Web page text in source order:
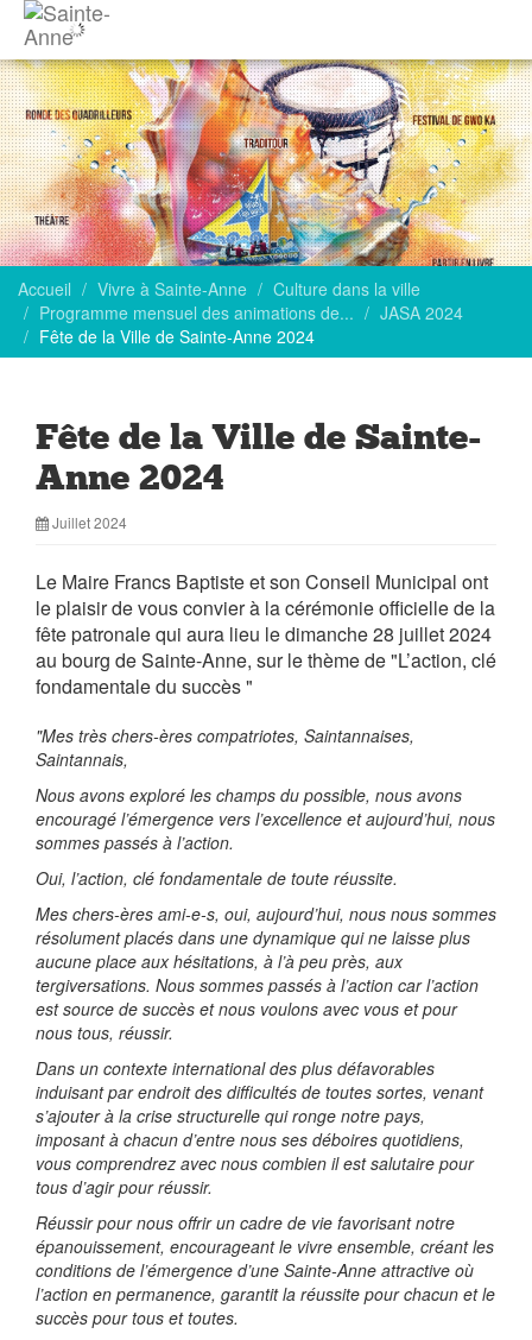
Accueil Vivre à Sainte-Anne
Culture dans la ville
Programme mensuel des animations de...
JASA 2024
Fête de la Ville de Sainte-Anne 2024
Fête de la Ville de Sainte-
Anne 2024
Juillet 2024
Le Maire Francs Baptiste et son Conseil Municipal ont
le plaisir de vous convier à la cérémonie officielle de la
fête patronale qui aura lieu le dimanche 28 juillet 2024
au bourg de Sainte-Anne, sur le thème de "L’action, clé
fondamentale du succès "
"Mes très chers-ères compatriotes, Saintannaises,
Saintannais,
Nous avons exploré les champs du possible, nous avons
encouragé l’émergence vers l’excellence et aujourd’hui, nous
sommes passés à l’action.
Oui, l’action, clé fondamentale de toute réussite.
Mes chers-ères ami-e-s, oui, aujourd’hui, nous nous sommes
résolument placés dans une dynamique qui ne laisse plus
aucune place aux hésitations, à l’à peu près, aux
tergiversations. Nous sommes passés à l’action car l’action
est source de succès et nous voulons avec vous et pour
nous tous, réussir.
Dans un contexte international des plus défavorables
induisant par endroit des difficultés de toutes sortes, venant
s’ajouter à la crise structurelle qui ronge notre pays,
imposant à chacun d’entre nous ses déboires quotidiens,
vous comprendrez avec nous combien il est salutaire pour
tous d’agir pour réussir.
Réussir pour nous offrir un cadre de vie favorisant notre
épanouissement, encourageant le vivre ensemble, créant les
conditions de l’émergence d’une Sainte-Anne attractive où
l’action en permanence, garantit la réussite pour chacun et le
succès pour tous et toutes.